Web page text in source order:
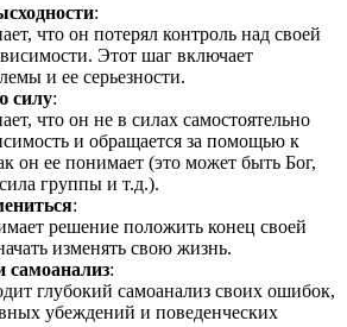
:
что он потерял контроль над своей
Этот шаг включает
и ее серьезности.
силу:
что он не в силах самостоятельно
и обращается за помощью к
он ее понимает (это может быть Бог,
группы и т.д.).
:
решение положить конец своей
изменять свою жизнь.
самоанализ:
глубокий самоанализ своих ошибок,
убеждений и поведенческих